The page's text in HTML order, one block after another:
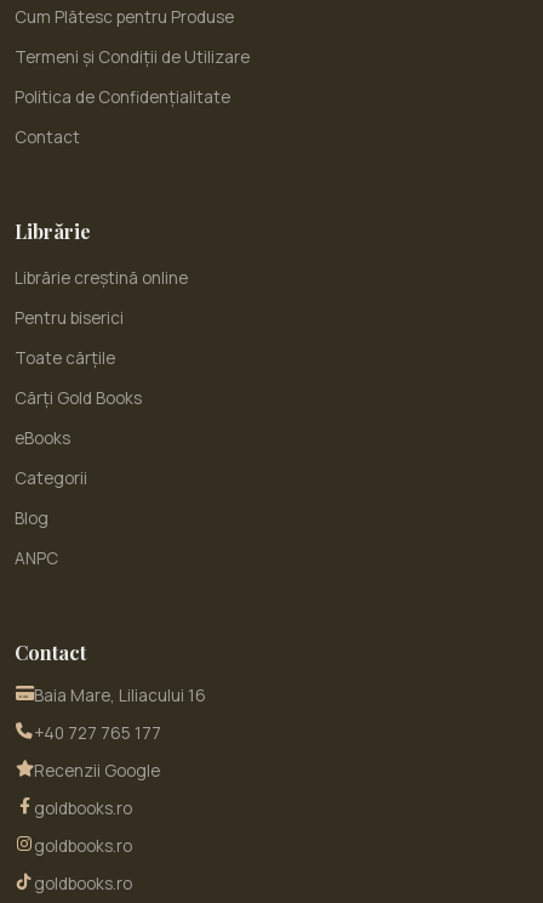
Cum Plătesc pentru Produse
Termeni și Condiții de Utilizare
Politica de Confidențialitate
Contact
Librărie
Librărie creștină online
Pentru biserici
Toate cărțile
Cărți Gold Books
eBooks
Categorii
Blog
ANPC
Contact
Baia Mare, Liliacului 16
+40 727 765 177
Recenzii Google
goldbooks.ro
goldbooks.ro
goldbooks.ro